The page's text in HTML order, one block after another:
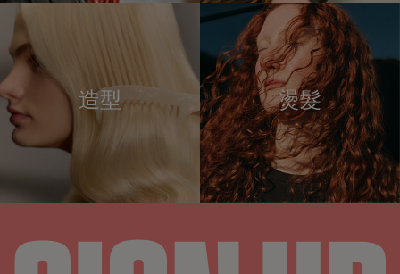
造型 燙髮